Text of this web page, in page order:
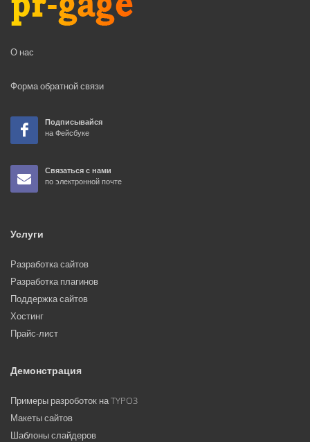
О нас
Форма обратной связи
Подписывайся
на Фейсбуке
Связаться с нами
по электронной почте
Услуги
Разработка сайтов
Разработка плагинов
Поддержка сайтов
Хостинг
Прайс-лист
Демонстрация
Примеры разроботок на TYPO3
Макеты сайтов
Шаблоны слайдеров